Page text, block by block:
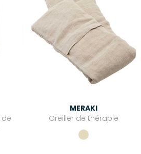
de
MERAKI
Oreiller de thérapie